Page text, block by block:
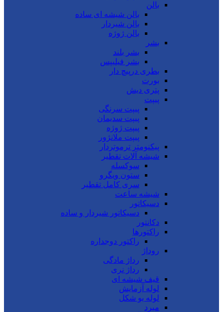
بالن
بالن شیشه ای ساده
بالن شیردار
بالن ژوژه
بشر
بشر بلند
بشر فیلیپس
بطری درپیچ دار
بورت
پتری دیش
پیپت
پیپت سرنگی
پیپت سدیمان
پیپت ژوژه
پیپت ملانژور
پیکنومتر ترموتردار
شیشه آلات تقطیر
سوکسله
ستون ویگرو
سری کامل تقطیر
شیشه ساعت
دسیکاتور
دسیکاتور شیردار و ساده
دکانتور
راکتورها
راکتور دوجداره
روداژ
رداژ مادگی
رداژ نری
قیف شیشه ای
لوله آزمایش
لوله یو شکل
مبرد